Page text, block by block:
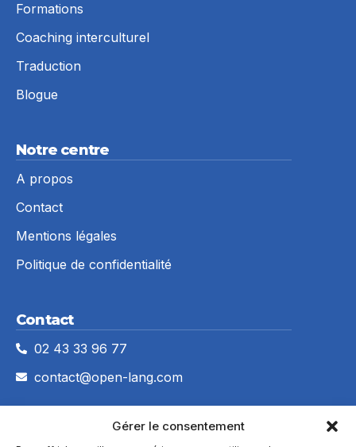
Gérer le consentement
Formations
Coaching interculturel
Traduction
Blogue
Notre centre
A propos
Contact
Mentions légales
Politique de confidentialité
Contact
02 43 33 96 77
contact@open-lang.com
Demande de devis